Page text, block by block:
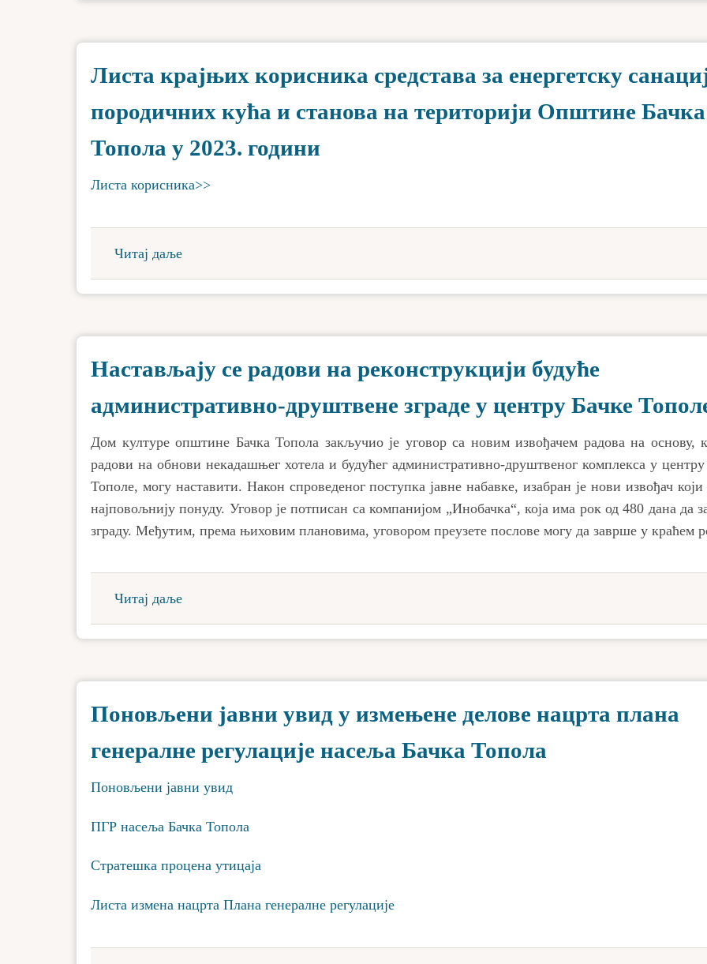
Листа крајњих корисника средстава за енергетску
породичних кућа и станова на територији Општине Бачка
Топола у 2023. години
Листа корисника>>
Читај даље
Настављају се радови на реконструкцији будуће
административно-друштвене зграде у центру Бачке
Дом културе општине Бачка Топола закључио је уговор са новим извођачем радова на основу,
радови на обнови некадашњег хотела и будућег административно-друштвеног комплекса у центру
Тополе, могу наставити. Након спроведеног поступка јавне набавке, изабран је нови извођач који
најповољнију понуду. Уговор је потписан са компанијом „Инобачка“, која има рок од 480 дана да
зграду. Међутим, према њиховим плановима, уговором преузете послове могу да заврше у краћем
Читај даље
Поновљени јавни увид у измењене делове нацрта плана
генералне регулације насеља Бачка Топола
Поновљени јавни увид
ПГР насеља Бачка Топола
Стратешка процена утицаја
Листа измена нацрта Плана генералне регулације